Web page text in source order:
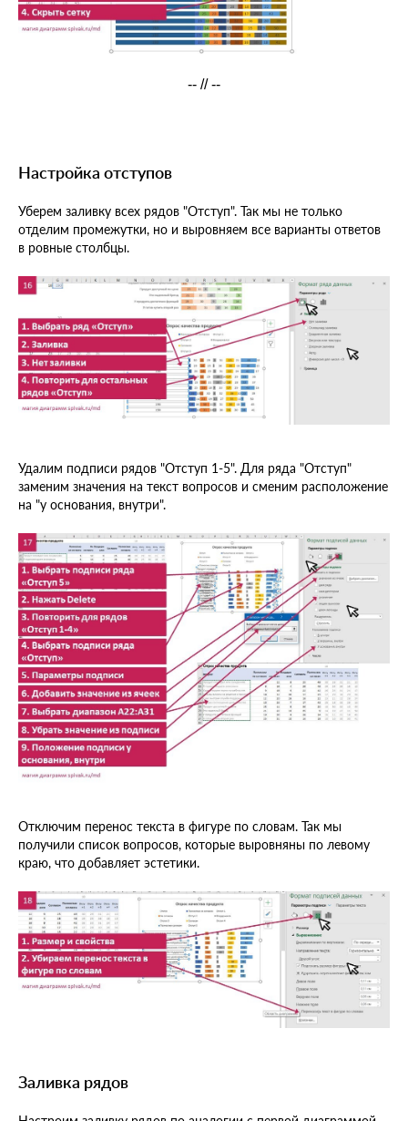
-- // --
Настройка отступов
Уберем заливку всех рядов "Отступ". Так мы не только
отделим промежутки, но и выровняем все варианты ответов
в ровные столбцы.
Удалим подписи рядов "Отступ 1-5". Для ряда "Отступ"
заменим значения на текст вопросов и сменим расположение
на "у основания, внутри".
Отключим перенос текста в фигуре по словам. Так мы
получили список вопросов, которые выровняны по левому
краю, что добавляет эстетики.
Заливка рядов